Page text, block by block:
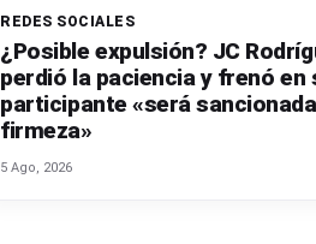
REDES SOCIALES
¿Posible expulsión? JC
perdió la paciencia y frenó en
participante «será
firmeza»
5 Ago, 2026